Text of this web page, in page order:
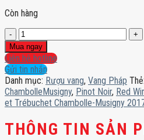
Còn hàng
Rượu
Vang
Pháp
Chartron
et
Trébuchet
Chambolle-
Musigny
2017
số
Mua ngay
Liên hệ hotline
Gửi tin nhắn
Danh mục: Rượu vang, Vang Pháp Thẻ:
ChambolleMusigny, Pinot Noir, Red
et Trébuchet Chambolle-Musigny
THÔNG TIN SẢN